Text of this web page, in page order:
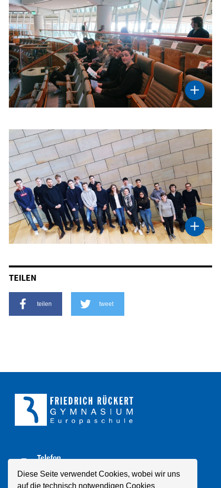
Diese Seite verwendet Cookies, wobei wir uns
auf die technisch notwendigen Cookies
TEILEN
teilen tweet
Telefon
+49 211 8998310